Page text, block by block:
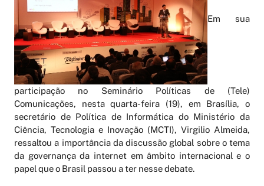
Em sua
participação no Seminário Políticas de (Tele)
Comunicações, nesta quarta-feira (19), em Brasília, o
secretário de Política de Informática do Ministério da
Ciência, Tecnologia e Inovação (MCTI), Virgilio Almeida,
ressaltou a importância da discussão global sobre o tema
da governança da internet em âmbito internacional e o
papel que o Brasil passou a ter nesse debate.